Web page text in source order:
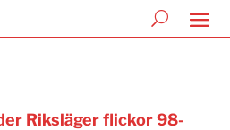
Riksläger flickor 98-